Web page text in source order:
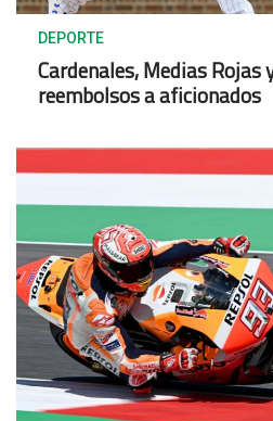
DEPORTE
Cardenales, Medias Rojas
reembolsos a aficionados